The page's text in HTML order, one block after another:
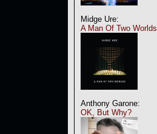
Midge Ure:
A Man Of Two Worlds
Anthony Garone:
OK, But Why?